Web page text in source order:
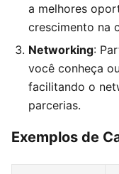
a melhores
crescimento na
Networking:
você conheça
facilitando o
parcerias.
Exemplos de